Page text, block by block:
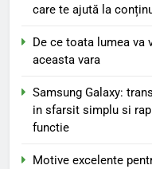
care te ajută la
De ce toata lumea va
aceasta vara
Samsung Galaxy:
in sfarsit simplu si
functie
Motive excelente